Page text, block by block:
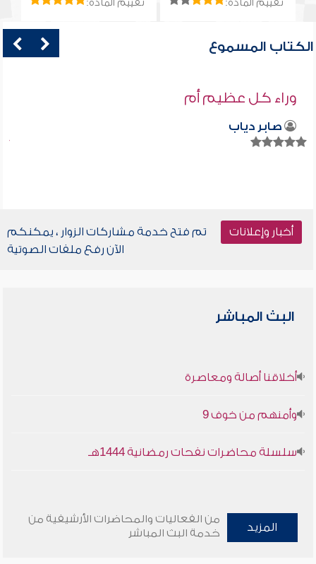
تقييم المادة: تقييم المادة:
الكتاب المسموع
وراء كل عظيم أم
صابر دياب
أخبار وإعلانات
تم فتح خدمة مشاركات الزوار ، يمكنكم
الآن رفع ملفات الصوتية
البث المباشر
أخلاقنا أصالة ومعاصرة
وأمنهم من خوف 9
سلسلة محاضرات نفحات رمضانية 1444هـ
المزيد
من الفعاليات والمحاضرات الأرشيفية من
خدمة البث المباشر